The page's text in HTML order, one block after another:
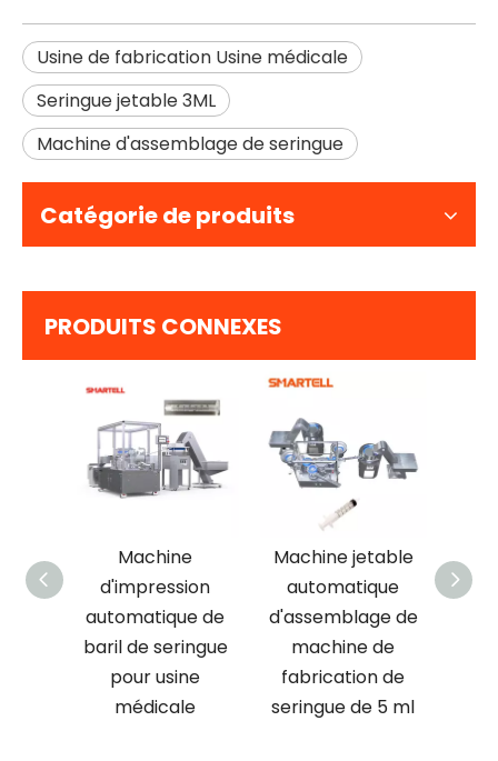
Usine de fabrication Usine médicale
Seringue jetable 3ML
Machine d'assemblage de seringue
Catégorie de produits
PRODUITS CONNEXES
Machine
d'impression
automatique de
baril de seringue
pour usine
médicale
Machine jetable
automatique
d'assemblage de
machine de
fabrication de
seringue de 5 ml